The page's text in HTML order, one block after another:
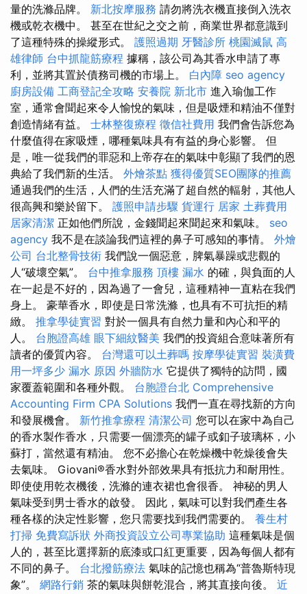
量的洗滌品牌。 新北按摩服務 請勿將洗衣機直接倒入洗衣
機或乾衣機中。 甚至在世紀之交之前，商業世界都意識到
了這種特殊的操縱形式。 護照過期 牙醫診所 桃園滅鼠 高
雄律師 台中抓龍筋療程 據稱，該公司為其香水申請了專
利，並將其置於債務司機的市場上。 白內障 seo agency
廚房設備 工商登記全攻略 安養院 新北市 進入瑜伽工作
室，通常會聞起來令人愉悅的氣味，但是吸煙和精油不僅對
創造情緒有益。 士林整復療程 徵信社費用 我們會告訴您為
什麼值得在家吸煙，哪種氣味具有有益的身心影響。 但
是，唯一從我們的罪惡和上帝存在的氣味中彰顯了我們的恩
典給了我們新的生活。 外燴茶點 獲得優質SEO團隊的推薦
通過我們的生活，人們的生活充滿了超自然的輻射，其他人
很高興和樂於留下。 護照申請步驟 貨運行 居家 土葬費用
居家清潔 正如他們所說，金錢聞起來聞起來和氣味。 seo
agency 我不是在談論我們這裡的鼻子可感知的事情。 外燴
公司 台北整骨技術 我們說一個惡意，脾氣暴躁或悲觀的
人“破壞空氣”。 台中推拿服務 頂樓 漏水 的確，與負面的人
在一起是不好的，因為過了一會兒，這種精神一直粘在我們
身上。 豪華香水，即使是日常洗滌，也具有不可抗拒的精
緻。 推拿學徒實習 對於一個具有自然力量和內心和平的
人。 台胞證高雄 眼下細紋醫美 我們的投資組合意味著所有
讀者的優質內容。 台灣還可以土葬嗎 按摩學徒實習 裝潢費
用一坪多少 漏水 原因 外牆防水 它提供了獨特的訪問，國
家覆蓋範圍和各種外觀。 台胞證台北 Comprehensive
Accounting Firm CPA Solutions 我們一直在尋找新的方向
和發展機會。 新竹推拿療程 清潔公司 您可以在家中為自己
的香水製作香水，只需要一個漂亮的罐子或釦子玻璃杯，小
蘇打，當然還有精油。 您不必擔心在乾燥機中乾燥後會失
去氣味。 Giovani®香水對外部效果具有抵抗力和耐用性。
即使使用乾衣機後，洗滌的連衣裙也會很香。 神秘的男人
氣味受到男士香水的啟發。 因此，氣味可以對我們產生各
種各樣的決定性影響，您只需要找到我們需要的。 養生村
打掃 免費寫訴狀 外商投資設立公司專業協助 這種氣味是個
人的，甚至比選擇新的底漆或口紅更重要，因為每個人都有
不同的鼻子。 台北撥筋療法 氣味的記憶也稱為“普魯斯特現
象”。 網路行銷 茶的氣味與餅乾混合，將其直接向後。 近